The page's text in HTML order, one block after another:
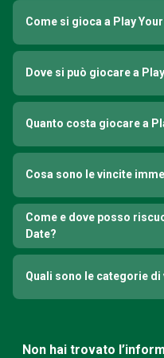
Come si gioca a Play
Dove si può giocare a
Quanto costa giocare a
Cosa sono le vincite
Come e dove posso
Date?
Quali sono le categorie di
Non hai trovato